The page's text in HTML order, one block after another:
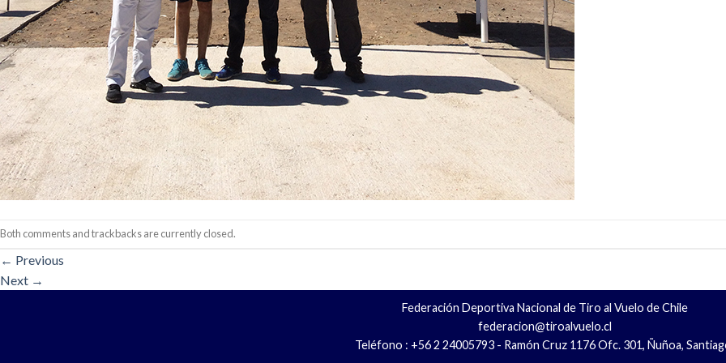
Both comments and trackbacks are currently closed.
← Previous
Next →
Federación Deportiva Nacional de Tiro al Vuelo de Chile
federacion@tiroalvuelo.cl
Teléfono : +56 2 24005793 - Ramón Cruz 1176 Ofc. 301, Ñuñoa,